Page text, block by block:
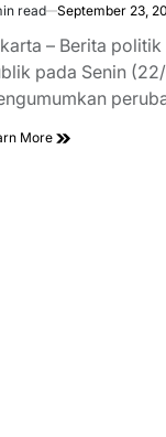
read September 23,
– Berita
pada Senin
More